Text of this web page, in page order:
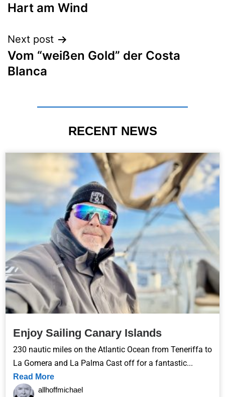
Hart am Wind
Next post
Vom “weißen Gold” der Costa
Blanca
RECENT NEWS
Enjoy Sailing Canary Islands
230 nautic miles on the Atlantic Ocean from Teneriffa to
La Gomera and La Palma Cast off for a fantastic...
Read More
allhoffmichael